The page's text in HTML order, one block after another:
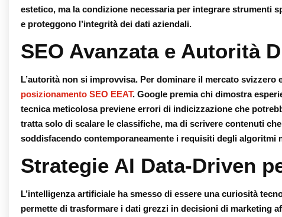
estetico, ma la condizione necessaria per integrare strumenti
e proteggono l’integrità dei dati aziendali.
SEO Avanzata e Autorità
L’autorità non si improvvisa. Per dominare il mercato svizzero
posizionamento SEO EEAT. Google premia chi dimostra
tecnica meticolosa previene errori di indicizzazione che
tratta solo di scalare le classifiche, ma di scrivere contenuti
soddisfacendo contemporaneamente i requisiti degli algoritmi
Strategie AI Data-Driven
L’intelligenza artificiale ha smesso di essere una curiosità
permette di trasformare i dati grezzi in decisioni di marketing